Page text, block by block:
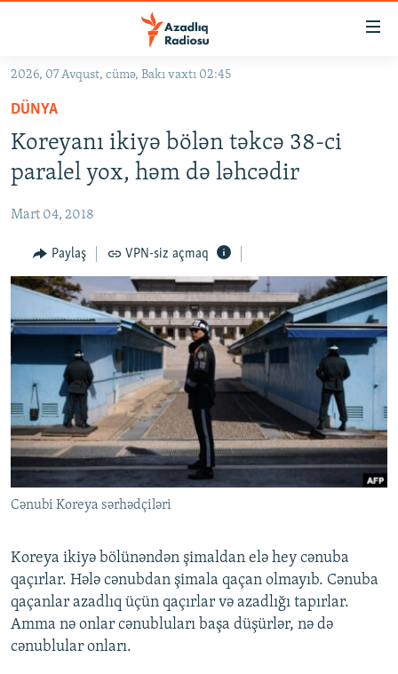
Əsas
qayıt
Əsas
naviqasiyaya
qayıt
KORRUPSIOMETR
#ƏSLINDƏ
FƏRQƏ BAX
QANUNI DOĞRU
ARAŞDIRMA
MULTIMEDIA
FOTOQALEREYA
İNFOQRAFIKA
KARIKATURA
RADIO ARXIV
OXU ZALI
AZƏRBAYCAN ƏDƏBIYYATI KITABXANASI
İSLAM VƏ DEMOKRATIYA
İZ - MƏDƏNIYYƏT PROQRAMI
HAQQIMIZDA
MISSIYAMIZ
PEŞƏ ETIKASI VƏ JURNALISTIKA STANDARTLARIMIZ
MATERIALLARIMIZDAN ISTIFADƏ
AZADLIQRADIOSU MOBIL TELEFONUNUZDA
XƏBƏR BÜLLETENLƏRIMIZ
BIZI IZLƏ
RFE/RL-in bütün saytları
2026, 07 Avqust, cümə, Bakı vaxtı 02:45
DÜNYA
Koreyanı ikiyə bölən təkcə 38-ci
paralel yox, həm də ləhcədir
Mart 04, 2018
Paylaş VPN-siz açmaq
Cənubi Koreya sərhədçiləri
Koreya ikiyə bölünəndən şimaldan elə hey cənuba
qaçırlar. Hələ cənubdan şimala qaçan olmayıb. Cənuba
qaçanlar azadlıq üçün qaçırlar və azadlığı tapırlar.
Amma nə onlar cənubluları başa düşürlər, nə də
cənublular onları.